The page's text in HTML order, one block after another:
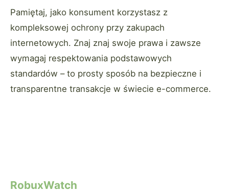
Pamiętaj, jako konsument korzystasz z
kompleksowej ochrony przy zakupach
internetowych. Znaj znaj swoje prawa i zawsze
wymagaj respektowania podstawowych
standardów – to prosty sposób na bezpieczne i
transparentne transakcje w świecie e-commerce.
RobuxWatch